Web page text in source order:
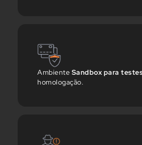
Ambiente Sandbox para
homologação.